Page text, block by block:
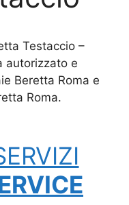
Testaccio –
autorizzato e
Beretta Roma e
Roma.